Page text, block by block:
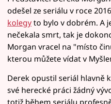
odešel ze seriálu v roce
kolegyto bylo v dobrém. A
nečekala smrt, tak je
Morgan vracel na "místo
kterou můžete vídat v
Derek opustil seriál hlavně
své herecké práci žádný